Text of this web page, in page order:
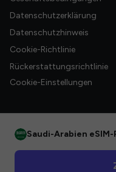
Datenschutzerklärung
Datenschutzhinweis
Cookie-Richtlinie
Rückerstattungsrichtlinie
Cookie-Einstellungen
Saudi-Arabien